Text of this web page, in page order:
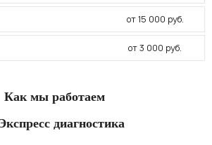
от 15 000 руб.
от 3 000 руб.
Как мы работаем
диагностика